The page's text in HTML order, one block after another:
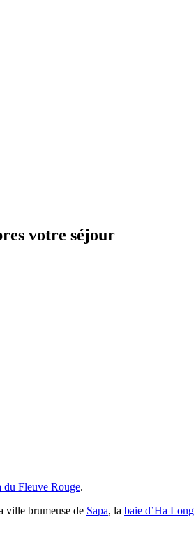
votre séjour
du Fleuve Rouge.
ville brumeuse de Sapa, la baie d’Ha Long